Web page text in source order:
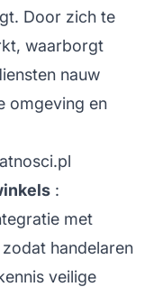
Door zich te
waarborgt
nauw
omgeving en
:
met
handelaren
veilige